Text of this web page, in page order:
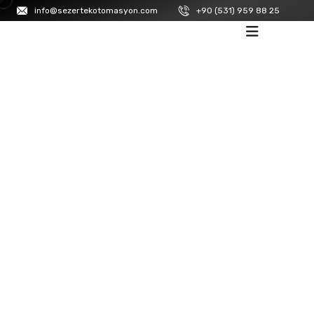
info@sezertekotomasyon.com +90 (531) 959 88 25